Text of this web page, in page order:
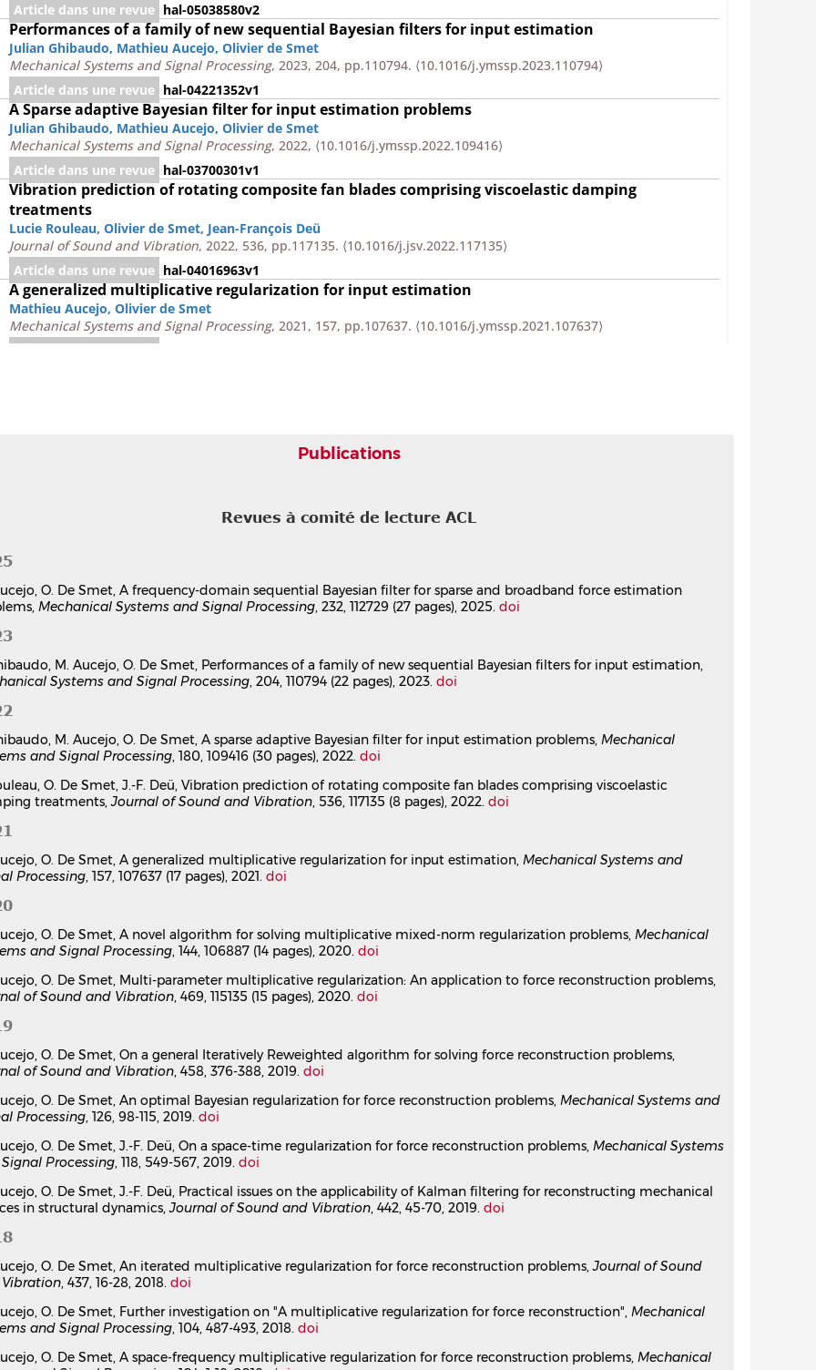
Article dans une revue hal-05038580v2
Performances of a family of new sequential Bayesian filters for input estimation
Julian Ghibaudo, Mathieu Aucejo, Olivier de Smet
Mechanical Systems and Signal Processing, 2023, 204, pp.110794. ⟨10.1016/j.ymssp.2023.110794⟩
Article dans une revue hal-04221352v1
A Sparse adaptive Bayesian filter for input estimation problems
Julian Ghibaudo, Mathieu Aucejo, Olivier de Smet
Mechanical Systems and Signal Processing, 2022, ⟨10.1016/j.ymssp.2022.109416⟩
Article dans une revue hal-03700301v1
Vibration prediction of rotating composite fan blades comprising viscoelastic damping
treatments
Lucie Rouleau, Olivier de Smet, Jean-François Deü
Journal of Sound and Vibration, 2022, 536, pp.117135. ⟨10.1016/j.jsv.2022.117135⟩
Article dans une revue hal-04016963v1
A generalized multiplicative regularization for input estimation
Mathieu Aucejo, Olivier de Smet
Mechanical Systems and Signal Processing, 2021, 157, pp.107637. ⟨10.1016/j.ymssp.2021.107637⟩
Multi-parameter multiplicative regularization: an application to force reconstruction problems
hal-02424030v1
Journal of Sound and Vibration
Article dans une revue hal-02179323v1
An optimal Bayesian regularization for force reconstruction problems
Mathieu Aucejo
Mechanical Systems and Signal Processing
Article dans une revue hal-02068524v1
On a space-time regularization for force reconstruction problems
Mathieu Aucejo
Article dans une revue hal-02068528v1
structural dynamics
Mathieu Aucejo ,Olivier de Smet,Jean-François Deü
Journal of Sound and Vibration
Article dans une revue
hal-02068530v1
An iterated multiplicative regularization for force reconstruction problems
Mathieu Aucejo
Olivier de Smet
Journal of Sound and Vibration
Article dans une revue hal-02068522v1
A space-frequency multiplicative regularization for force reconstruction problems
Mechanical Systems and Signal Processing, 2018, 104, pp.1-18.⟨10.1016/j.ymssp.2017.10.027⟩
On a full Bayesian inference for force reconstruction problems
Mathieu Aucejo, Olivier de Smet
Mechanical Systems and Signal Processing, 2018, 104, pp.36-59.
⟨10.1016/j.ymssp.2017.10.023⟩
Article dans une revue
hal-02068508v1
Further investigation on “A multiplicative regularization for force reconstruction”
Mathieu Aucejo
Mechanical Systems and Signal Processing, 2018, 104, pp.487-493.⟨10.1016/j.ymssp.2017.11.026⟩
Article dans une revue
hal-02068504v1
A multiplicative regularization for force reconstruction
Mathieu Aucejo,Olivier de Smet
Mechanical Systems and Signal Processing
Bayesian source identification using local priors
Mathieu Aucejo,Olivier de Smet
Mechanical Systems and Signal Processing , 2016, 66-67, pp.120-136.⟨10.1016/j.ymssp.2015.05.004⟩
Article dans une revue hal-02068262v1
dans un congrès
Publications
Revues à comité de lecture ACL
O. De Smet, A frequency-domain sequential Bayesian filter for sparse and broadband force estimation
Mechanical Systems and Signal Processing, 232, 112729 (27 pages), 2025. doi
M. Aucejo, O. De Smet, Performances of a family of new sequential Bayesian filters for input estimation,
Systems and Signal Processing, 204, 110794 (22 pages), 2023. doi
M. Aucejo, O. De Smet, A sparse adaptive Bayesian filter for input estimation problems, Mechanical
and Signal Processing, 180, 109416 (30 pages), 2022. doi
O. De Smet, J.-F. Deü, Vibration prediction of rotating composite fan blades comprising viscoelastic
treatments,Journal of Sound and Vibration, 536, 117135 (8 pages), 2022. doi
O. De Smet, A generalized multiplicative regularization for input estimation, Mechanical Systems and
Processing, 157, 107637 (17 pages), 2021. doi
O. De Smet, A novel algorithm for solving multiplicative mixed-norm regularization problems, Mechanical
and Signal Processing, 144, 106887 (14 pages), 2020. doi
O. De Smet, Multi-parameter multiplicative regularization: An application to force reconstruction problems,
of Sound and Vibration, 469, 115135 (15 pages), 2020. doi
O. De Smet, On a general Iteratively Reweighted algorithm for solving force reconstruction problems,
of Sound and Vibration, 458, 376-388, 2019. doi
O. De Smet, An optimal Bayesian regularization for force reconstruction problems, Mechanical Systems and
Processing, 126, 98-115, 2019. doi
O. De Smet, J.-F. Deü, On a space-time regularization for force reconstruction problems, Mechanical Systems
Processing, 118, 549-567, 2019. doi
O. De Smet, J.-F. Deü, Practical issues on the applicability of Kalman filtering for reconstructing mechanical
in structural dynamics,Journal of Sound and Vibration, 442, 45-70, 2019. doi
O. De Smet, An iterated multiplicative regularization for force reconstruction problems,Journal of Sound
, 437, 16-28, 2018. doi
O. De Smet, Further investigation on "A multiplicative regularization for force reconstruction", Mechanical
and Signal Processing, 104, 487-493, 2018. doi
O. De Smet, A space-frequency multiplicative regularization for force reconstruction problems, Mechanical